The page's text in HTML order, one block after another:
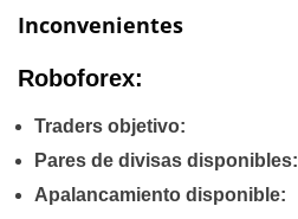
Inconvenientes
Roboforex:
Traders objetivo:
Pares de divisas disponibles:
Apalancamiento disponible: